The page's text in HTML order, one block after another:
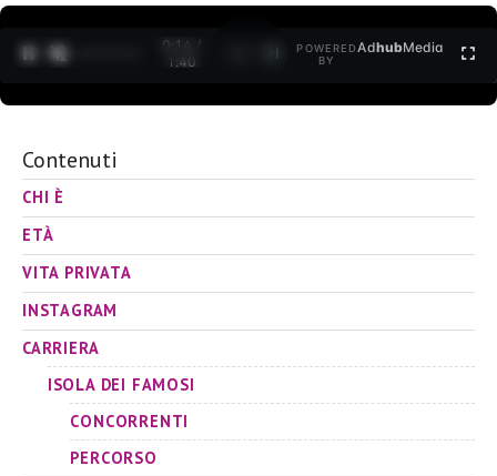
0:15 /
1:40
POWERED
BY
AdhubMedia
Contenuti
CHI È
ETÀ
VITA PRIVATA
INSTAGRAM
CARRIERA
ISOLA DEI FAMOSI
CONCORRENTI
PERCORSO